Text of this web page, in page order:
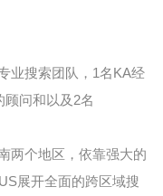
业搜索团队， 1 名 KA经
顾问和以及 2名
两个地区，依靠强大的
展开全面的跨区域搜